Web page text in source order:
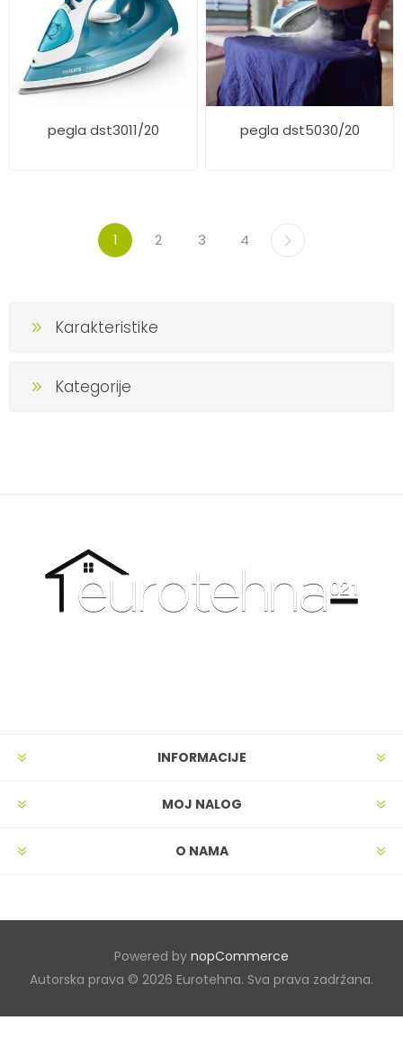
pegla dst3011/20 pegla dst5030/20
1 2 3 4
Karakteristike
Kategorije
INFORMACIJE
MOJ NALOG
O NAMA
Powered by nopCommerce
Autorska prava © 2026 Eurotehna. Sva prava zadržana.